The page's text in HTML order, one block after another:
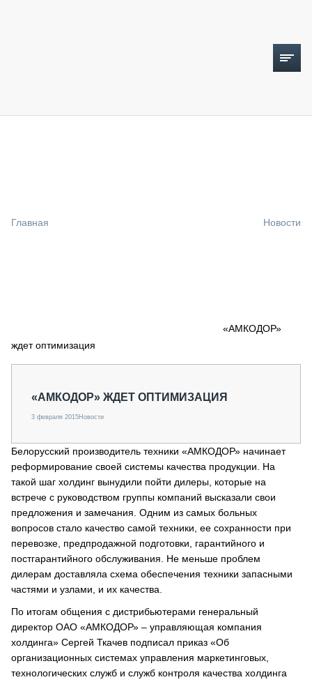
СПЕЦПРОЕКТЫ
О ПРОЕКТЕ
Главная Новости
«АМКОДОР»
ждет оптимизация
«АМКОДОР» ЖДЕТ ОПТИМИЗАЦИЯ
3 февраля 2015Новости
Белорусский производитель техники «АМКОДОР» начинает
реформирование своей системы качества продукции. На
такой шаг холдинг вынудили пойти дилеры, которые на
встрече с руководством группы компаний высказали свои
предложения и замечания. Одним из самых больных
вопросов стало качество самой техники, ее сохранности при
перевозке, предпродажной подготовки, гарантийного и
постгарантийного обслуживания. Не меньше проблем
дилерам доставляла схема обеспечения техники запасными
частями и узлами, и их качества.
По итогам общения с дистрибьютерами генеральный
директор ОАО «АМКОДОР» – управляющая компания
холдинга» Сергей Ткачев подписал приказ «Об
организационных системах управления маркетинговых,
технологических служб и служб контроля качества холдинга